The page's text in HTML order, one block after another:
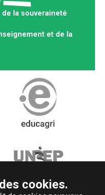
la souveraineté
et de la
cookies.